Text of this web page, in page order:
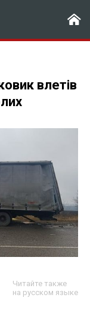
влетів
Читайте также
на русском языке